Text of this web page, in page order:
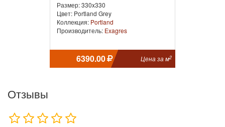
Размер: 330x330
Цвет: Portland Grey
Коллекция: Portland
Производитель: Exagres
6390.00 Цена за м2
Отзывы